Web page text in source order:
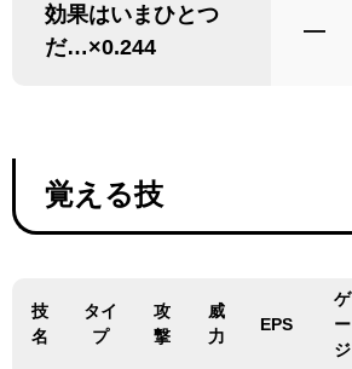
効果はいまひとつ
だ…×0.244
―
覚える技
技
名
タイ
プ
攻
撃
威
力
EPS
ゲ
ー
ジ